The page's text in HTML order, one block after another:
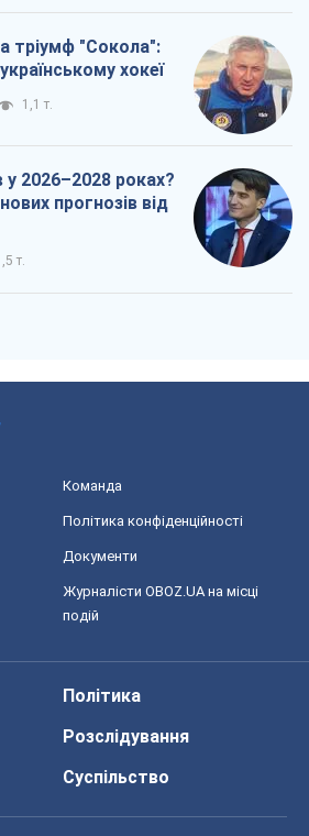
тріумф "Сокола":
хокеї
1,1 т.
у 2026–2028 роках?
прогнозів від
т.
Команда
Політика конфіденційності
Документи
Журналісти OBOZ.UA на місці
подій
Політика
Розслідування
Суспільство